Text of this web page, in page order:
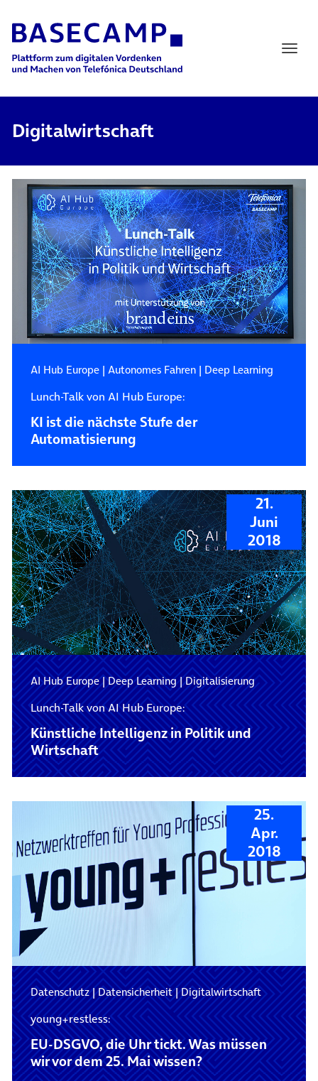
Main Navigation
Digitalwirtschaft
AI Hub Europe| Autonomes Fahren| Deep Learning
Lunch-Talk von AI Hub Europe:
KI ist die nächste Stufe der
Automatisierung
21.
Juni
2018
AI Hub Europe|Deep Learning|Digitalisierung
Lunch-Talk von AI Hub Europe:
Künstliche Intelligenz in Politik und
Wirtschaft
25.
Apr.
2018
Datenschutz|Datensicherheit|Digitalwirtschaft
young+restless:
EU-DSGVO, die Uhr tickt. Was müssen
wir vor dem 25. Mai wissen?